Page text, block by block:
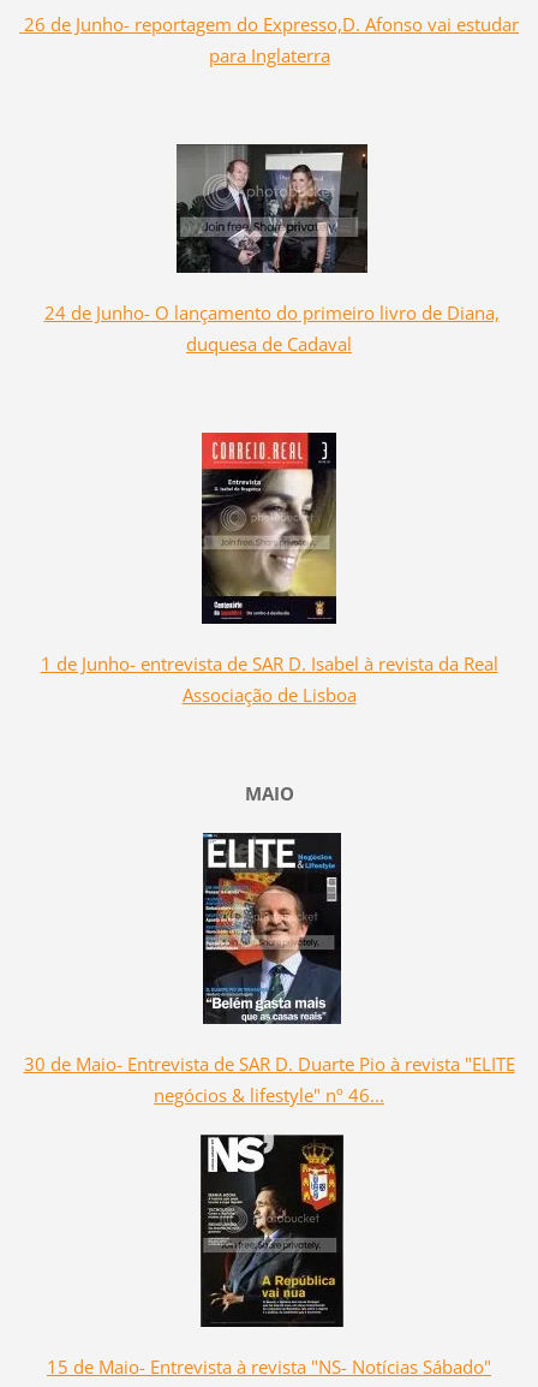
26 de Junho- reportagem do Expresso,D. Afonso vai estudar
para Inglaterra
24 de Junho- O lançamento do primeiro livro de Diana,
duquesa de Cadaval
1 de Junho- entrevista de SAR D. Isabel à revista da Real
Associação de Lisboa
MAIO
30 de Maio- Entrevista de SAR D. Duarte Pio à revista "ELITE
negócios & lifestyle" nº 46...
15 de Maio- Entrevista à revista "NS- Notícias Sábado"